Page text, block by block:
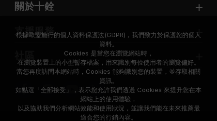
關於十銓
支援服務
根據歐盟施行的個人資料保護法(GDPR)，我們致力於保護您的個人
資料。
Cookies 是當您在瀏覽網站時，
在瀏覽裝置上的小型暫存檔案，用來識別每位使用者的瀏覽偏好。
當您再度訪問本網站時，Cookies 能夠識別您的裝置，並存取相關
資訊。
如點選「全部接受」，表示您允許我們透過 Cookies 來提升您在本
網站上的使用體驗，
以及協助我們分析網站效能和使用狀況，並讓我們能在未來推薦最
適合您的行銷內容。